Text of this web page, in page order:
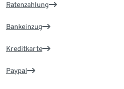
Ratenzahlung
Bankeinzug
Kreditkarte
Paypal